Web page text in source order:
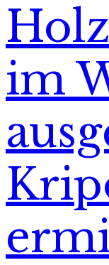
im